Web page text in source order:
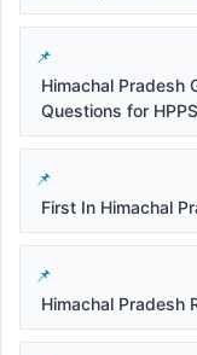
Himachal Pradesh
Questions for
First In Himachal
Himachal Pradesh